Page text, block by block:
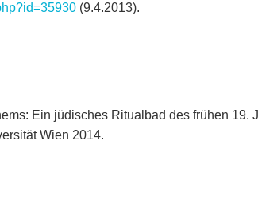
(9.4.2013).
Ein jüdisches Ritualbad des frühen 19.
Wien 2014.